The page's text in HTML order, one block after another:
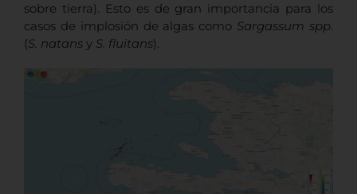
sobre tierra). Esto es de gran importancia para los
casos de implosión de algas comoSargassum spp.
(S. natans y S. fluitans).